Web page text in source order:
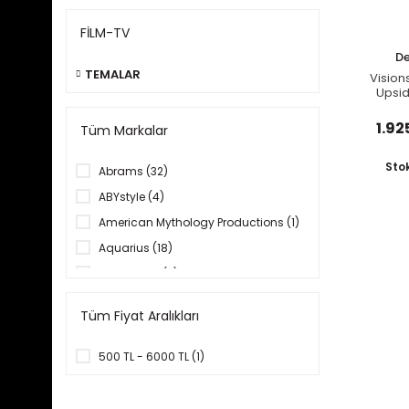
FİLM-TV
TEMALAR
Tüm Markalar
Abrams (32)
ABYstyle (4)
American Mythology Productions (1)
Aquarius (18)
Arkabahçe (2)
Beast Kingdom (1)
becker&mayer! books (1)
Tüm Fiyat Aralıkları
500 TL - 6000 TL (1)